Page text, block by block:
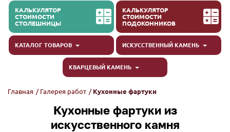
КАЛЬКУЛЯТОР
СТОИМОСТИ
СТОЛЕШНИЦЫ
КАЛЬКУЛЯТОР
СТОИМОСТИ
ПОДОКОННИКОВ
КАТАЛОГ ТОВАРОВ ИСКУССТВЕННЫЙ КАМЕНЬ
КВАРЦЕВЫЙ КАМЕНЬ
Главная / Галерея работ / Кухонные фартуки
Кухонные фартуки из
искусственного камня